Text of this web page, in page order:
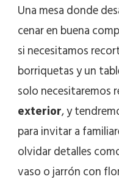
Una mesa donde
cenar en buena
si necesitamos
borriquetas y un
solo necesitaremos
exterior, y
para invitar a
olvidar detalles
vaso o jarrón con